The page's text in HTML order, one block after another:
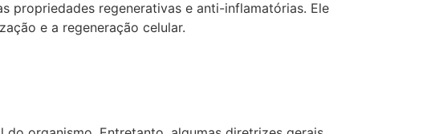
propriedades regenerativas e anti-inflamatórias. Ele
e a regeneração celular.